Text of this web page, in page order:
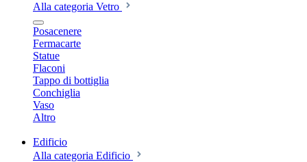
Alla categoria Vetro
Posacenere
Fermacarte
Statue
Flaconi
Tappo di bottiglia
Conchiglia
Vaso
Altro
Edificio
Alla categoria Edificio